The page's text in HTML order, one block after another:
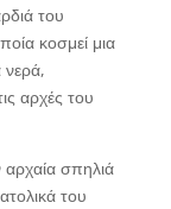
του
κοσμεί μια
νερά,
αρχές του
αρχαία σπηλιά
του